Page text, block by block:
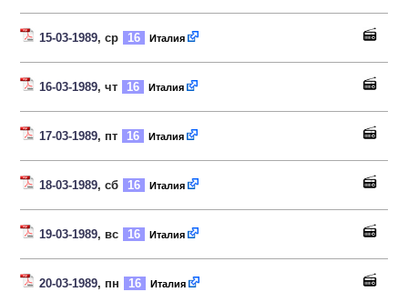
15-03-1989, ср 16 Италия
16-03-1989, чт 16 Италия
17-03-1989, пт 16 Италия
18-03-1989, сб 16 Италия
19-03-1989, вс 16 Италия
20-03-1989, пн 16 Италия